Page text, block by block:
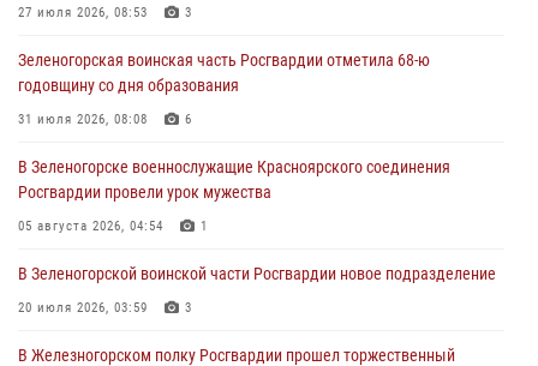
Росгвардии отметили день образования подразделения
03 августа 2026, 13:09
годовщину со дня образования
31 июля 2026, 08:08
27 июля 2026, 08:53 3
Зеленогорская воинская часть Росгвардии отметила 68-ю
годовщину со дня образования
31 июля 2026, 08:08 6
В Зеленогорске военнослужащие Красноярского соединения
Росгвардии провели урок мужества
05 августа 2026, 04:54 1
В Зеленогорской воинской части Росгвардии новое подразделение
20 июля 2026, 03:59 3
В Железногорском полку Росгвардии прошел торжественный